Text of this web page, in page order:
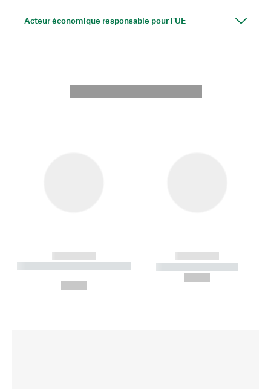
Acteur économique responsable pour l'UE
------------
----------- ----------- --------
------------
----------- -----------